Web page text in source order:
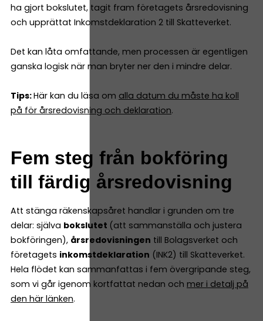
ha gjort bokslutet, tagit fram företagets årsredovisning
och upprättat Inkomstdeklaration 2 till Skatteverket.
Det kan låta omfattande, men processen är egentligen
ganska logisk när man bryter ner den i mindre delar.
Tips:Här kan du läsa om alla datum du måste ha koll
på för årsredovisning och deklaration.
Fem steg från bokföring
till färdig årsredovisning
Att stänga räkenskapsåret handlar i grunden om tre
delar: själva bokslutet (att sammanställa och justera
bokföringen), årsredovisningen till Bolagsverket och
företagets inkomstdeklaration (INK2) till Skatteverket.
Hela flödet kan sammanfattas i fem övergripande steg,
som vi går igenom kortfattat nedan och mer i detalj på
den här länken.